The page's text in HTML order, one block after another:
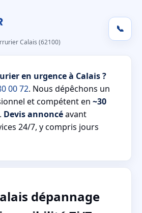
Calais (62100)
📞
en urgence à Calais ?
00 72. Nous dépêchons un
et compétent en ~30
Devis annoncéavant
24/7, y compris jours
dépannage